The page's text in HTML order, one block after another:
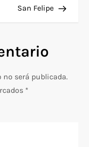
San Felipe
no será publicada.
*